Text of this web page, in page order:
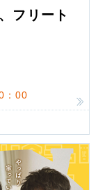
フリート
：00